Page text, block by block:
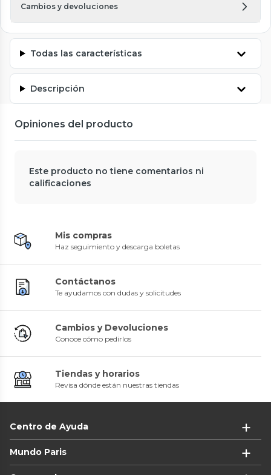
Cambios y devoluciones
Todas las características
Descripción
Opiniones del producto
Este producto no tiene comentarios ni
calificaciones
Mis compras
Haz seguimiento y descarga boletas
Contáctanos
Te ayudamos con dudas y solicitudes
Cambios y Devoluciones
Conoce cómo pedirlos
Tiendas y horarios
Revisa dónde están nuestras tiendas
Centro de Ayuda
Mundo Paris